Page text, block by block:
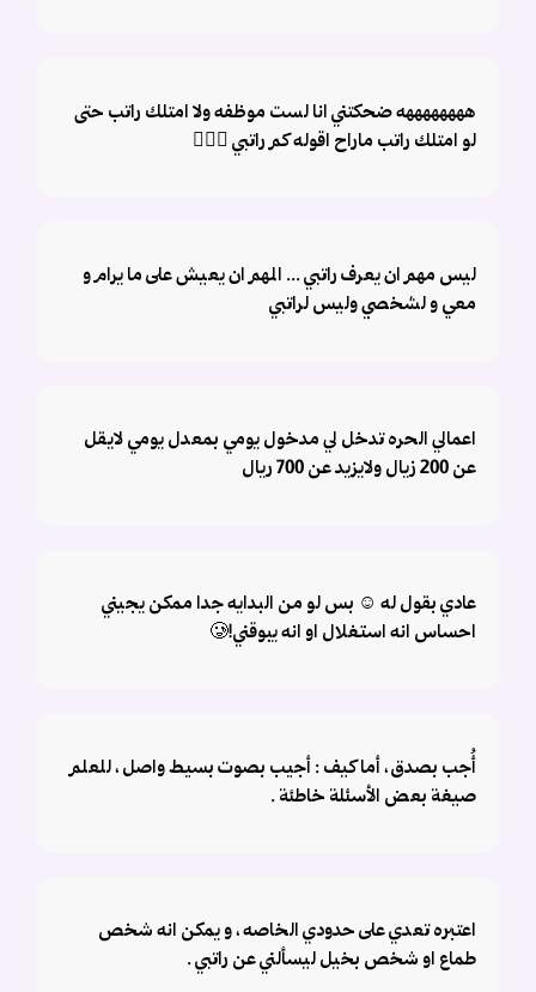
ههههههههه ضحكتني انا لست موظفه ولا امتلك راتب حتى
لو امتلك راتب ماراح اقوله كم راتبي 🙅🏻‍♀️
ليس مهم ان يعرف راتبي ... المهم ان يعيش على ما يرام و
معي و لشخصي وليس لراتبي
اعمالي الحره تدخل لي مدخول يومي بمعدل يومي لايقل
عن 200 زيال ولايزيد عن 700 ريال
عادي بقول له ☺️ بس لو من البدايه جدا ممكن يجيني
احساس انه استغلال او انه يبوقني!🥲
أُجب بصدق ، أما كيف : أجيب بصوت بسيط واصل ، للعلم
صيغة بعض الأسئلة خاطئة .
اعتبره تعدي على حدودي الخاصه ، و يمكن انه شخص
طماع او شخص بخيل ليسألني عن راتبي .